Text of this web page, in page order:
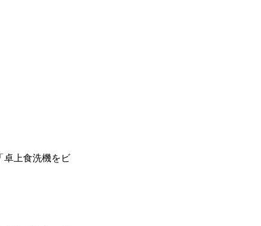
卓上食洗機をビ